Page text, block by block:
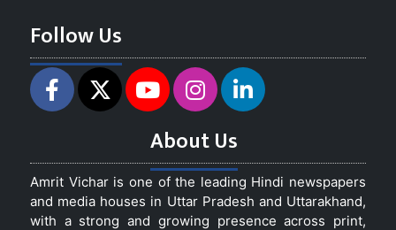
Follow Us
About Us
Amrit Vichar is one of the leading Hindi newspapers
and media houses in Uttar Pradesh and Uttarakhand,
with a strong and growing presence across print,